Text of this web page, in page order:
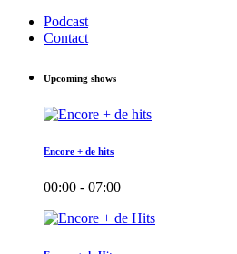
Podcast
Contact
Upcoming shows
Encore + de hits
00:00 - 07:00